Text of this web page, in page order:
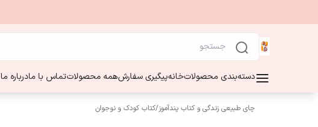
دسته‌بندی محصولاتخانهپیگیری سفارشهمه محصولاتتماس با مادرباره ما
چای طبیعی زندگی و کتاب پندآموز/کتاب کودک و نوجوان